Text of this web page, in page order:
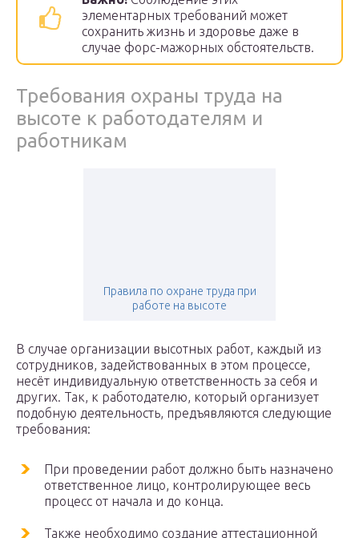
элементарных требований может
сохранить жизнь и здоровье даже в
случае форс-мажорных обстоятельств.
Требования охраны труда на
высоте к работодателям и
работникам
Правила по охране труда при
работе на высоте
В случае организации высотных работ, каждый из
сотрудников, задействованных в этом процессе,
несёт индивидуальную ответственность за себя и
других. Так, к работодателю, который организует
подобную деятельность, предъявляются следующие
требования:
При проведении работ должно быть назначено
ответственное лицо, контролирующее весь
процесс от начала и до конца.
Также необходимо создание аттестационной